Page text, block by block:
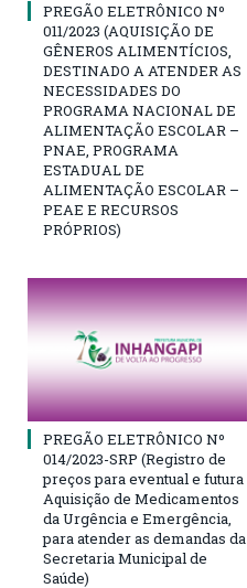
PREGÃO ELETRÔNICO Nº
011/2023 (AQUISIÇÃO DE
GÊNEROS ALIMENTÍCIOS,
DESTINADO A ATENDER AS
NECESSIDADES DO
PROGRAMA NACIONAL DE
ALIMENTAÇÃO ESCOLAR –
PNAE, PROGRAMA
ESTADUAL DE
ALIMENTAÇÃO ESCOLAR –
PEAE E RECURSOS
PRÓPRIOS)
PREGÃO ELETRÔNICO Nº
014/2023-SRP (Registro de
preços para eventual e futura
Aquisição de Medicamentos
da Urgência e Emergência,
para atender as demandas da
Secretaria Municipal de
Saúde)